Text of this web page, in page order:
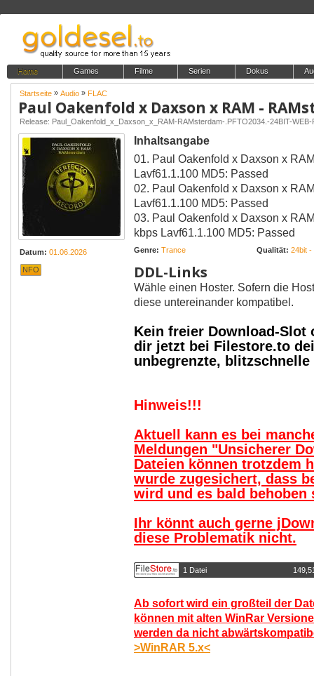
Home Games Filme Serien Dokus
Startseite » Audio » FLAC
Paul Oakenfold x Daxson x RAM -
Release: Paul_Oakenfold_x_Daxson_x_RAM-RAMsterdam-.PFTO2034.-24BIT-
Datum: 01.06.2026
NFO
Inhaltsangabe
01. Paul Oakenfold x Daxson x
Lavf61.1.100 MD5: Passed
02. Paul Oakenfold x Daxson x
Lavf61.1.100 MD5: Passed
03. Paul Oakenfold x Daxson x
kbps Lavf61.1.100 MD5: Passed
Genre: Trance Qualität: 24bit -
DDL-Links
Wähle einen Hoster. Sofern die
diese untereinander kompatibel.
Kein freier Download-Slot
dir jetzt bei Filestore.to
unbegrenzte,
Hinweis!!!
Aktuell kann es bei
Meldungen "Unsicherer
Dateien können trotzdem
wurde zugesichert, dass
wird und es bald behoben
Ihr könnt auch gerne
diese Problematik nicht.
1 Datei
Ab sofort wird ein großteil der
können mit alten WinRar
werden da nicht
>WinRAR 5.x<